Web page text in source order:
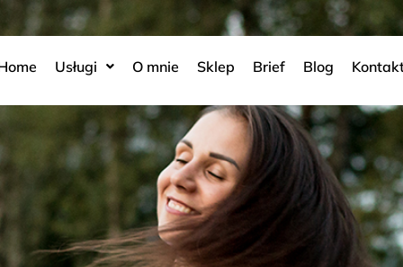
Usługi O mnie Sklep Brief Blog